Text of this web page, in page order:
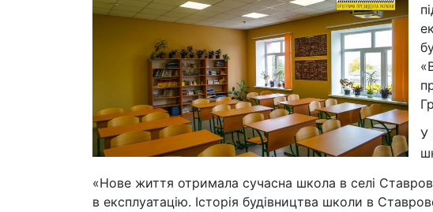
У
«Нове життя отримала сучасна школа в селі
в експлуатацію. Історія будівництва школи в